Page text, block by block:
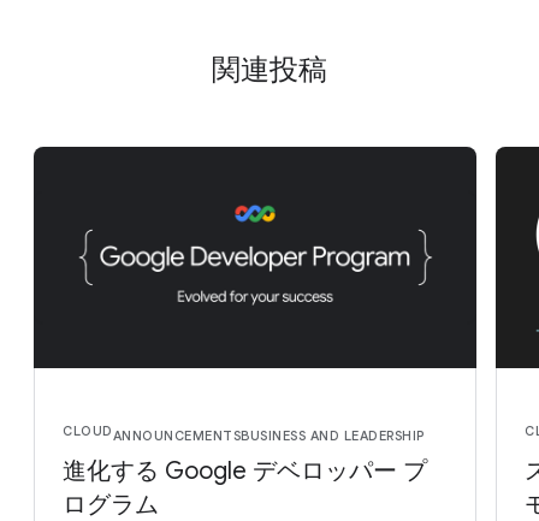
関連投稿
CLOUDANNOUNCEMENTSBUSINESS AND LEADERSHIP
進化する Google デベロッパー プ
ログラム